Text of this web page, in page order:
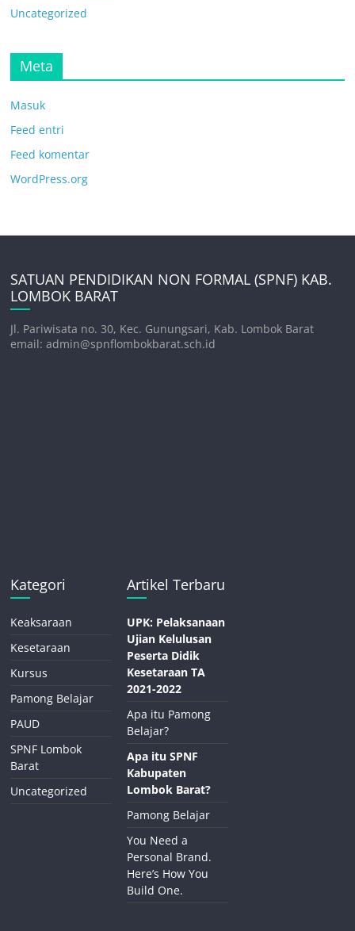
Uncategorized
Meta
Masuk
Feed entri
Feed komentar
WordPress.org
SATUAN PENDIDIKAN NON FORMAL (SPNF) KAB.
LOMBOK BARAT
Jl. Pariwisata no. 30, Kec. Gunungsari, Kab. Lombok Barat
email: admin@spnflombokbarat.sch.id
Kategori
Keaksaraan
Kesetaraan
Kursus
Pamong Belajar
PAUD
SPNF Lombok
Barat
Uncategorized
Artikel Terbaru
UPK: Pelaksanaan
Ujian Kelulusan
Peserta Didik
Kesetaraan TA
2021-2022
Apa itu Pamong
Belajar?
Apa itu SPNF
Kabupaten
Lombok Barat?
Pamong Belajar
You Need a
Personal Brand.
Here’s How You
Build One.